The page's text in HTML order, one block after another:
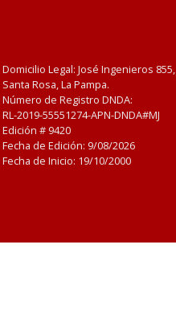
Domicilio Legal: José Ingenieros 855,
Santa Rosa, La Pampa.
Número de Registro DNDA:
RL-2019-55551274-APN-DNDA#MJ
Edición # 9420
Fecha de Edición: 9/08/2026
Fecha de Inicio: 19/10/2000